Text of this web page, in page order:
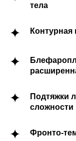
тела
Контурная
Подтяжки
сложности
Фронто-